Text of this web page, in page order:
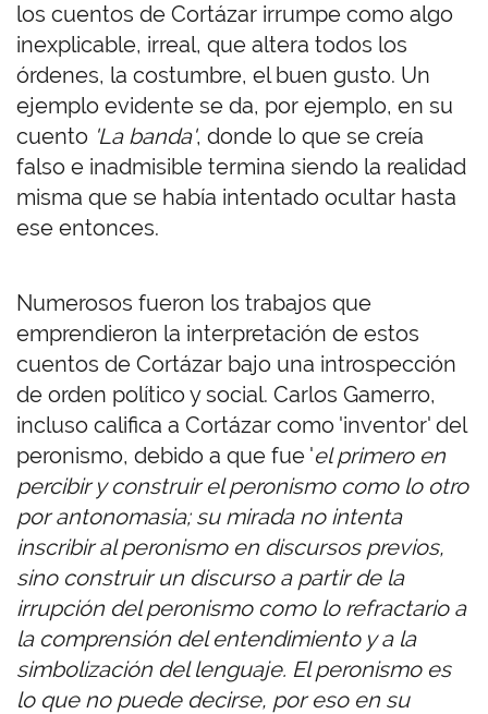
los cuentos de Cortázar irrumpe como algo
inexplicable, irreal, que altera todos los
órdenes, la costumbre, el buen gusto. Un
ejemplo evidente se da, por ejemplo, en su
cuento 'La banda', donde lo que se creía
falso e inadmisible termina siendo la realidad
misma que se había intentado ocultar hasta
ese entonces.
Numerosos fueron los trabajos que
emprendieron la interpretación de estos
cuentos de Cortázar bajo una introspección
de orden político y social. Carlos Gamerro,
incluso califica a Cortázar como 'inventor' del
peronismo, debido a que fue 'el primero en
percibir y construir el peronismo como lo otro
por antonomasia; su mirada no intenta
inscribir al peronismo en discursos previos,
sino construir un discurso a partir de la
irrupción del peronismo como lo refractario a
la comprensión del entendimiento y a la
simbolización del lenguaje. El peronismo es
lo que no puede decirse, por eso en su